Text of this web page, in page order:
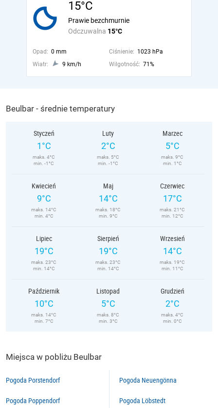
15°C
Odczuwalna 15°C
Prawie bezchmurnie
Opad: 0 mm Ciśnienie: 1023 hPa
Wiatr:
9 km/h Wilgotność: 71%
Beulbar - średnie temperatury
Styczeń
1°C
maks. 4°C
min. -1°C
Luty
2°C
maks. 5°C
min. -1°C
Marzec
5°C
maks. 9°C
min. 1°C
Kwiecień
9°C
maks. 14°C
min. 4°C
Maj
14°C
maks. 18°C
min. 9°C
Czerwiec
17°C
maks. 21°C
min. 12°C
Lipiec
19°C
maks. 23°C
min. 14°C
Sierpień
19°C
maks. 23°C
min. 14°C
Wrzesień
14°C
maks. 19°C
min. 11°C
Październik
10°C
maks. 14°C
min. 7°C
Listopad
5°C
maks. 8°C
min. 3°C
Grudzień
2°C
maks. 4°C
min. 0°C
Miejsca w pobliżu Beulbar
Pogoda Porstendorf
Pogoda Poppendorf
Pogoda Neuengönna
Pogoda Löbstedt